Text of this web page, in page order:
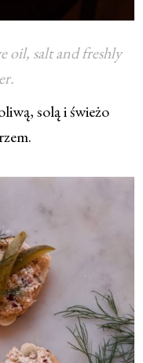
oil, salt and freshly
solą i świeżo